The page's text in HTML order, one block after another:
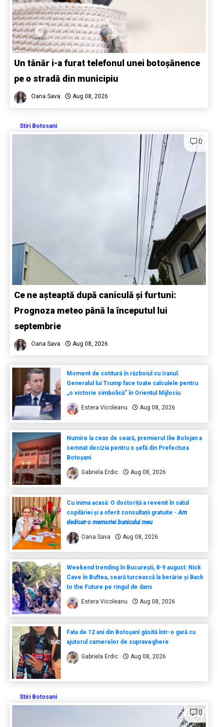
Un tânăr i-a furat telefonul unei botoșănence
pe o stradă din municipiu
Oana Sava Aug 08, 2026
Stiri Botosani
0
Ce ne așteaptă după caniculă și furtuni:
Prognoza meteo până la începutul lui
septembrie
Oana Sava Aug 08, 2026
Moment de cotitură în războiul cu Iranul.
Generalul lui Trump face toate calculele pentru
„o victorie simbolică” în Orientul Mijlociu
Estera Vicoleanu Aug 08, 2026
Numire la ceas de seară, premierul Ilie Bolojan a
semnat decizia pentru o șefă din Prefectura
Botoșani
Gabriela Erdic Aug 08, 2026
Cu inima acasă: O doctoriță a revenit în satul
copilăriei și a oferit consultații gratuite - Am
dedicat-o memoriei bunicului meu
Oana Sava Aug 08, 2026
Weekend trending în București, 8-9 august: Nick
Cave în Buftea, seară turcească la berărie și Back
to the Future pe ringul de dans
Estera Vicoleanu Aug 08, 2026
Fata de 12 ani din Botoșani găsită într-o gară cu
ajutorul camerelor de supraveghere
Gabriela Erdic Aug 08, 2026
Stiri Botosani
0